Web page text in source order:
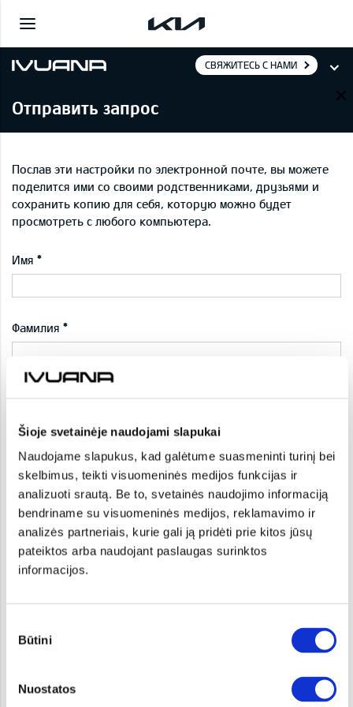
Šioje svetainėje naudojami slapukai
Naudojame slapukus, kad galėtume suasmeninti turinį bei
skelbimus, teikti visuomeninės medijos funkcijas ir
analizuoti srautą. Be to, svetainės naudojimo informaciją
bendriname su visuomeninės medijos, reklamavimo ir
analizės partneriais, kurie gali ją pridėti prie kitos jūsų
pateiktos arba naudojant paslaugas surinktos
informacijos.
pasirinkimas
Būtini
Nuostatos
СВЯЖИТЕСЬ С НАМИ
Отправить запрос
Послав эти настройки по электронной почте, вы можете
поделится ими со своими родственниками, друзьями и
сохранить копию для себя, которую можно будет
просмотреть с любого компьютера.
Имя
Фамилия
Телефон
Предпочитаемый способ связи:
-